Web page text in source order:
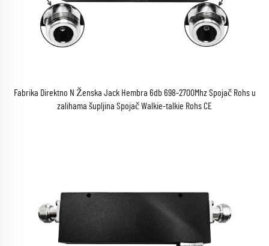
Fabrika Direktno N Ženska Jack Hembra 6db 698-2700Mhz Spojač Rohs u
zalihama šupljina Spojač Walkie-talkie Rohs CE